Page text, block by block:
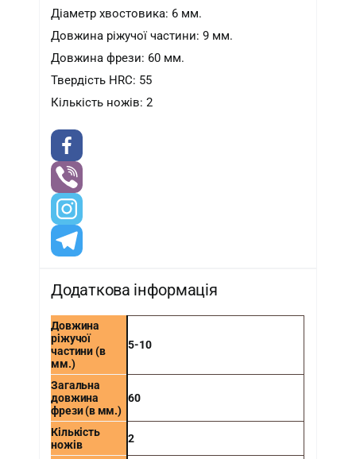
Діаметр хвостовика: 6 мм.
Довжина ріжучої частини: 9 мм.
Довжина фрези: 60 мм.
Твердість HRC: 55
Кількість ножів: 2
Додаткова інформація
Довжина
ріжучої
частини (в
мм.)
5-10
Загальна
довжина
фрези (в мм.)
60
Кількість
ножів
2